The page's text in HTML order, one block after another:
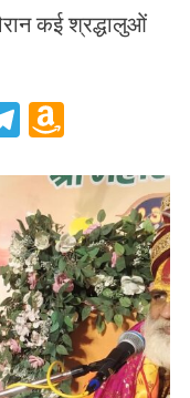
कई श्रद्धालुओं
Telegram
List